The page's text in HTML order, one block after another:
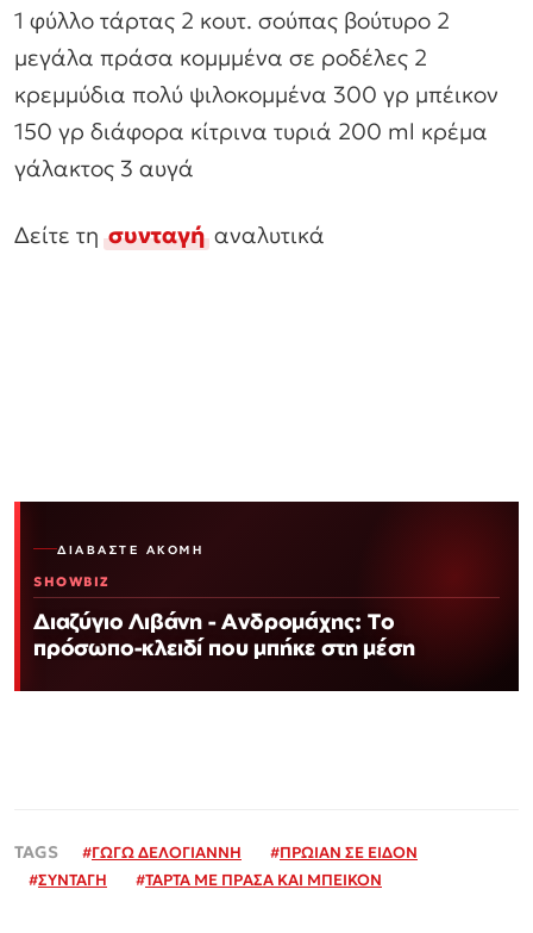
1 φύλλο τάρτας 2 κουτ. σούπας βούτυρο 2
μεγάλα πράσα κομμμένα σε ροδέλες 2
κρεμμύδια πολύ ψιλοκομμένα 300 γρ μπέικον
150 γρ διάφορα κίτρινα τυριά 200 ml κρέμα
γάλακτος 3 αυγά
Δείτε τησυνταγήαναλυτικά
ΔΙΑΒΆΣΤΕ ΑΚΌΜΗ
SHOWBIZ
Διαζύγιο Λιβάνη - Ανδρομάχης: Το
πρόσωπο-κλειδί που μπήκε στη μέση
#ΓΩΓΩ ΔΕΛΟΓΙΑΝΝΗ #ΠΡΩΙΑΝ ΣΕ ΕΙΔΟΝ
#ΣΥΝΤΑΓΗ #ΤΑΡΤΑ ΜΕ ΠΡΑΣΑ ΚΑΙ ΜΠΕΙΚΟΝ